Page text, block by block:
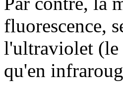
fluorescence,
l'ultraviolet (le
qu'en